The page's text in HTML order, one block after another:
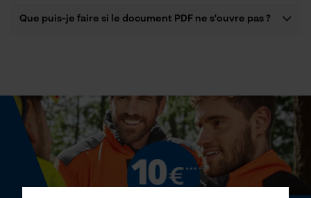
Que puis-je faire si le document PDF ne s'ouvre pas ?